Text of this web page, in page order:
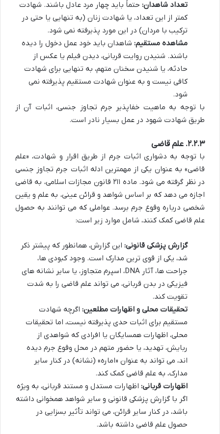
تعداد شاهدان: حتماً باید چهار مرد عادل باشند. شهادت
کمتر از این تعداد، یا شهادت زنان (به تنهایی یا حتی در
ترکیب با مردان) در این مورد پذیرفته نمی شود.
مشاهده مستقیم: شاهدان باید خود عمل دخول را دیده
باشند. شنیدن روایت قربانی، دیدن فیلم یا عکس از
حادثه، یا شنیدن سخنان متهم، به تنهایی برای شهادت
کافی نیست و به عنوان شهادت مستقیم پذیرفته نمی
شود.
با توجه به ماهیت خفاپذیر جرم تجاوز جنسی، اثبات آن از
طریق شهادت شهود در عمل بسیار نادر است.
۲.۲.۳. علم قاضی
با توجه به دشواری اثبات جرم از طریق اقرار و شهادت، «علم
قاضی» به عنوان یکی از مهمترین ادله اثبات جرم تجاوز جنسی
در نظر گرفته می شود. ماده ۲۱۱ قانون مجازات اسلامی، به قاضی
اجازه می دهد که بر اساس شواهد و قرائن عینی، به علم و یقین
شخصی درباره وقوع جرم برسد. عواملی که می توانند به حصول
علم قاضی کمک کنند، شامل موارد زیر است:
گزارش پزشکی قانونی: این گزارش، همانطور که پیشتر ذکر
شد، یکی از قوی ترین مدارک است. وجود کبودی ها،
جراحت ها، آثار DNA، اسپرم متجاوز، یا سایر نشانه های
فیزیکی در بدن قربانی، می تواند علم قاضی را به شدت
تقویت کند.
تحقیقات محلی و اظهارات مطلعین: اگرچه شهادت
مستقیم برای اثبات حدی پذیرفته نیست، اما تحقیقات
محلی، اظهارات همسایگان یا افرادی که شواهدی از
ربایش، تهدید، یا حضور متهم در محل وقوع جرم دیده
اند، می تواند به عنوان «اماره» (نشانه) در کنار سایر
مدارک، به علم قاضی کمک کند.
اظهارات قربانی: اظهارات مستدل و مستند قربانی، به ویژه
اگر با گزارش پزشکی قانونی و سایر شواهد همخوانی داشته
باشد، در کنار سایر قرائن، می تواند تأثیر بسزایی در
حصول علم قاضی داشته باشد.